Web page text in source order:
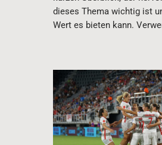
dieses Thema wichtig ist
Wert es bieten kann.